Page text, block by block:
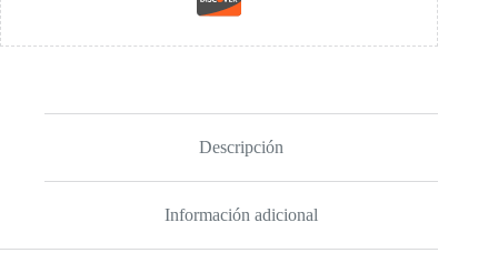
Descripción
Información adicional